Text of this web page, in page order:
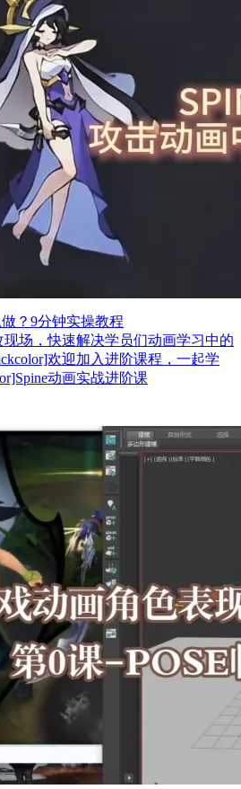
？9分钟实操教程
场，快速解决学员们动画学习中的
欢迎加入进阶课程，一起学
动画实战进阶课